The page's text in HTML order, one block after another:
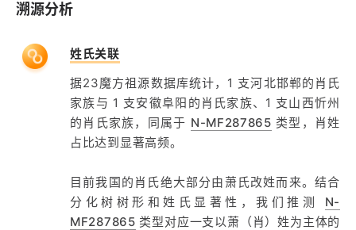
溯源分析
姓氏关联
据23魔方祖源数据库统计，1 支河北邯郸的肖氏
家族与 1 支安徽阜阳的肖氏家族、1 支山西忻州
的肖氏家族，同属于 N-MF287865 类型，肖姓
占比达到显著高频。
目前我国的肖氏绝大部分由萧氏改姓而来。结合
分化树树形和姓氏显著性，我们推测 N-
MF287865 类型对应一支以萧（肖）姓为主体的